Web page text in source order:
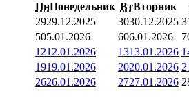
ПнПонедельник ВтВторник
2929.12.2025 3030.12.2025
505.01.2026 606.01.2026 7
1212.01.2026 1313.01.2026
1919.01.2026 2020.01.2026
2626.01.2026 2727.01.2026